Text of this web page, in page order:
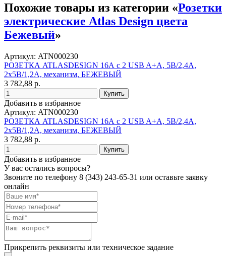
Похожие товары из категории «Розетки
электрические Atlas Design цвета
Бежевый»
Артикул: ATN000230
РОЗЕТКА ATLASDESIGN 16А c 2 USB A+A, 5В/2,4А,
2х5В/1,2А, механизм, БЕЖЕВЫЙ
3 782,88 р.
Добавить в избранное
Артикул: ATN000230
РОЗЕТКА ATLASDESIGN 16А c 2 USB A+A, 5В/2,4А,
2х5В/1,2А, механизм, БЕЖЕВЫЙ
3 782,88 р.
Добавить в избранное
У вас остались вопросы?
Звоните по телефону 8 (343) 243-65-31 или оставьте заявку
онлайн
Прикрепить реквизиты или техническое задание